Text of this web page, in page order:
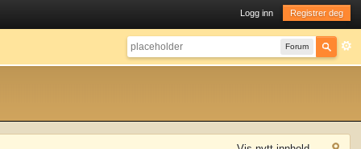
Logg inn Registrer deg
Forum